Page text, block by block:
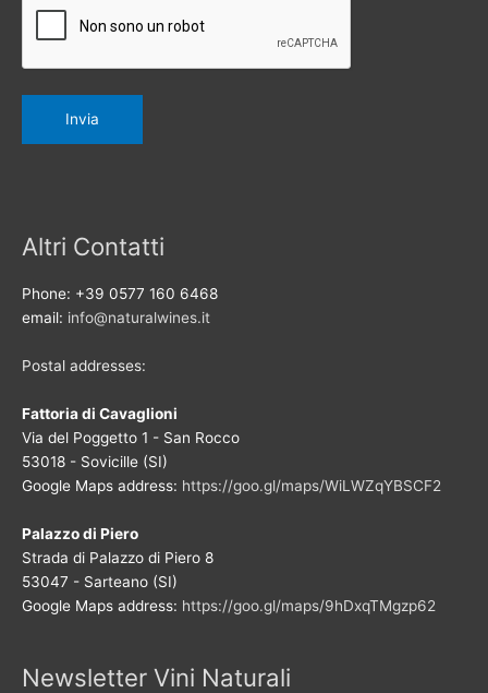
Altri Contatti
Phone: +39 0577 160 6468
email: info@naturalwines.it
Postal addresses:
Fattoria di Cavaglioni
Via del Poggetto 1 - San Rocco
53018 - Sovicille (SI)
Google Maps address: https://goo.gl/maps/WiLWZqYBSCF2
Palazzo di Piero
Strada di Palazzo di Piero 8
53047 - Sarteano (SI)
Google Maps address: https://goo.gl/maps/9hDxqTMgzp62
Newsletter Vini Naturali